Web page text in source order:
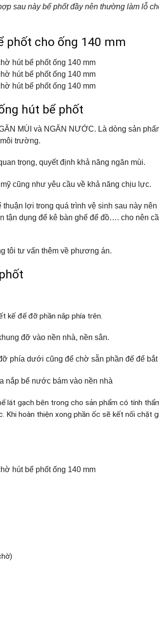
sau này bể phốt đầy nên thường làm lỗ
phốt cho ống 140 mm
hút bể phốt
MÙI và NGĂN NƯỚC. Là dòng sản
trường.
trọng, quyết định khả năng ngăn mùi.
cũng như yêu cầu về khả năng chịu lực.
lợi trong quá trình vệ sinh sau này
tận dụng để kê bàn ghế để đồ…. cho nên
tôi tư vấn thêm về phương án.
kế để đỡ phần nắp phía trên.
đỡ vào nền nhà, nền sân.
phía dưới cũng để chờ sẵn phần đế để bắt
lát gạch bên trong cho sản phẩm có tính
hoàn thiện xong phần ốc sẽ kết nối chặt